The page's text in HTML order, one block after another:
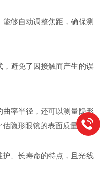
够自动调整焦距，确保测
，避免了因接触而产生的误
曲率半径，还可以测量隐形
估隐形眼镜的表面质量。
、长寿命的特点，且光线